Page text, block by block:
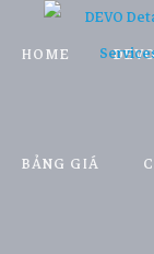
HOME
BẢNG GIÁ